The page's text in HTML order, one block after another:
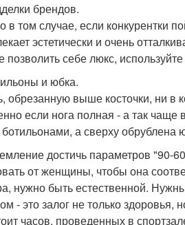
брендов.
в том случае, если конкурентки
эстетически и очень
позволить себе люкс,
и юбка.
обрезанную выше косточки, ни в
если нога полная - а так чаще
ботильонами, а сверху
достичь параметров "90-
от женщины, чтобы она
нужно быть естественной.
- это залог не только
часов, проведенных в